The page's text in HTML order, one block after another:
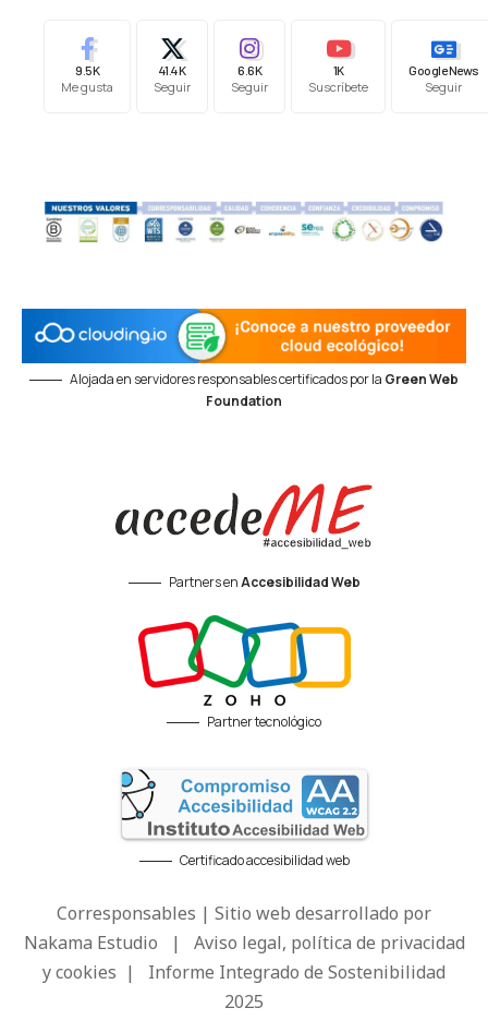
9.5K
Me gusta
41.4K
Seguir
6.6K
Seguir
1K
Suscríbete
Google News
Seguir
Alojada en servidores responsables certificados por la Green Web
Foundation
Partners enAccesibilidad Web
Partner tecnológico
Certificado accesibilidad web
Corresponsables | Sitio web desarrollado por
Nakama Estudio | Aviso legal, política de privacidad
y cookies | Informe Integrado de Sostenibilidad
2025